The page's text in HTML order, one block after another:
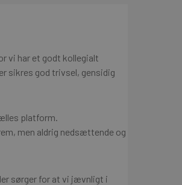
vi har et godt kollegialt
sikres god trivsel, gensidig
platform.
men aldrig nedsættende og
sørger for at vi jævnligt i